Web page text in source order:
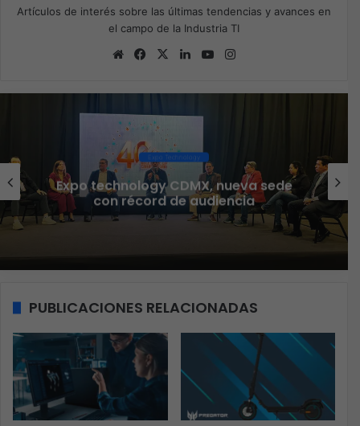
Artículos de interés sobre las últimas tendencias y avances en
el campo de la Industria TI
Sitio
Facebook
X LinkedInYouTube
Ciberseguridad
Veeam nombra a Fernando Zambrana
Country Manager para México
PUBLICACIONES RELACIONADAS